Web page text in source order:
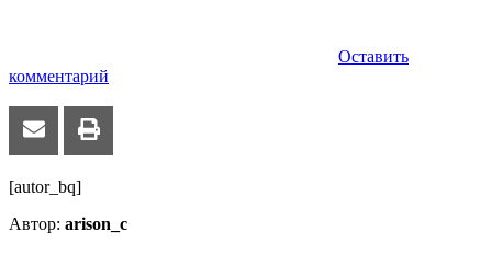
Оставить
комментарий
[autor_bq]
Автор: arison_c